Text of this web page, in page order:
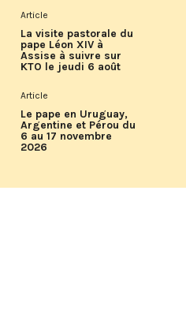
Article
La visite pastorale du
pape Léon XIV à
Assise à suivre sur
KTO le jeudi 6 août
Article
Le pape en Uruguay,
Argentine et Pérou du
6 au 17 novembre
2026